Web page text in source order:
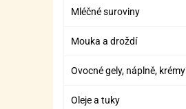
Mléčné suroviny
Mouka a droždí
Ovocné gely, náplně, krémy
Oleje a tuky